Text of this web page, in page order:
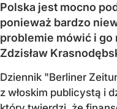
Polska jest mocno
ponieważ bardzo
problemie mówić i
Zdzisław
Dziennik "Berliner
z włoskim publicystą i